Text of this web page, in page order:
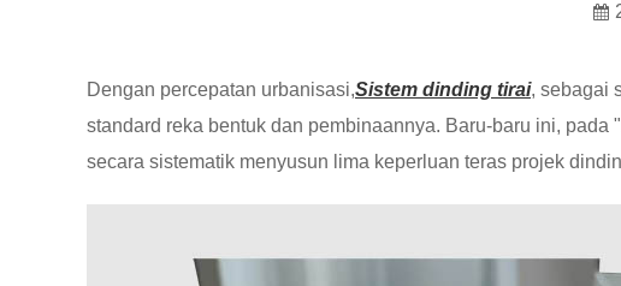
Dengan percepatan urbanisasi,Sistem dinding tirai, sebagai
standard reka bentuk dan pembinaannya. Baru-baru ini,
secara sistematik menyusun lima keperluan teras projek